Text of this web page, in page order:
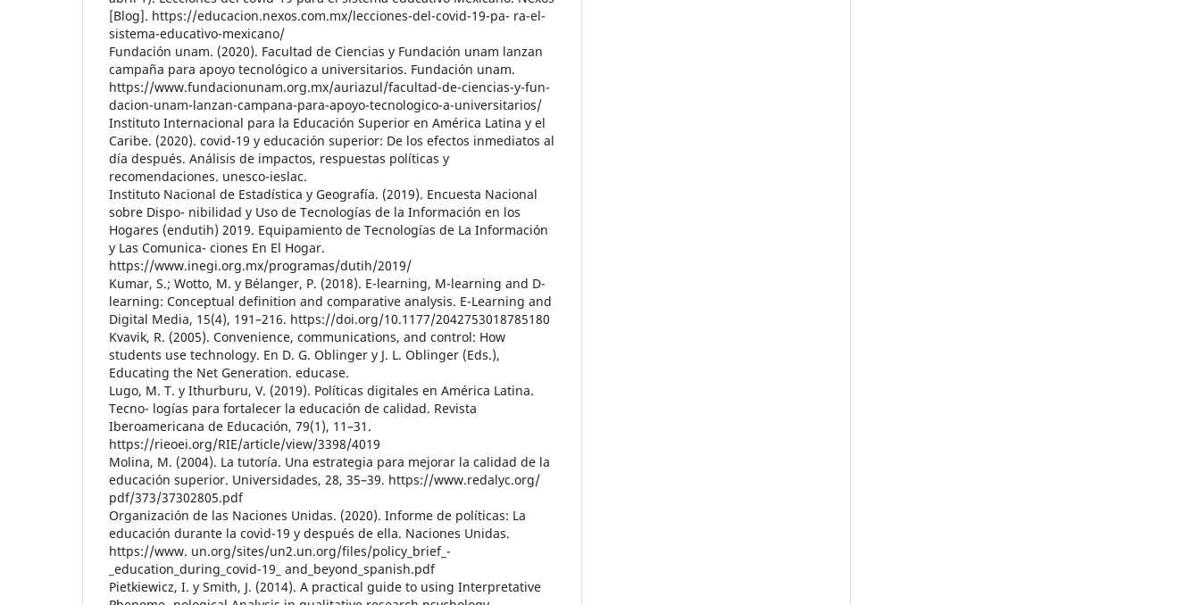
[Blog]. https://educacion.nexos.com.mx/lecciones-del-covid-19-pa- ra-el-
sistema-educativo-mexicano/
Fundación unam. (2020). Facultad de Ciencias y Fundación unam lanzan
campaña para apoyo tecnológico a universitarios. Fundación unam.
https://www.fundacionunam.org.mx/auriazul/facultad-de-ciencias-y-fun-
dacion-unam-lanzan-campana-para-apoyo-tecnologico-a-universitarios/
Instituto Internacional para la Educación Superior en América Latina y el
Caribe. (2020). covid-19 y educación superior: De los efectos inmediatos al
día después. Análisis de impactos, respuestas políticas y
recomendaciones. unesco-ieslac.
Instituto Nacional de Estadística y Geografía. (2019). Encuesta Nacional
sobre Dispo- nibilidad y Uso de Tecnologías de la Información en los
Hogares (endutih) 2019. Equipamiento de Tecnologías de La Información
y Las Comunica- ciones En El Hogar.
https://www.inegi.org.mx/programas/dutih/2019/
Kumar, S.; Wotto, M. y Bélanger, P. (2018). E-learning, M-learning and D-
learning: Conceptual definition and comparative analysis. E-Learning and
Digital Media, 15(4), 191–216. https://doi.org/10.1177/2042753018785180
Kvavik, R. (2005). Convenience, communications, and control: How
students use technology. En D. G. Oblinger y J. L. Oblinger (Eds.),
Educating the Net Generation. educase.
Lugo, M. T. y Ithurburu, V. (2019). Políticas digitales en América Latina.
Tecno- logías para fortalecer la educación de calidad. Revista
Iberoamericana de Educación, 79(1), 11–31.
https://rieoei.org/RIE/article/view/3398/4019
Molina, M. (2004). La tutoría. Una estrategia para mejorar la calidad de la
educación superior. Universidades, 28, 35–39. https://www.redalyc.org/
pdf/373/37302805.pdf
Organización de las Naciones Unidas. (2020). Informe de políticas: La
educación durante la covid-19 y después de ella. Naciones Unidas.
https://www. un.org/sites/un2.un.org/files/policy_brief_-
_education_during_covid-19_ and_beyond_spanish.pdf
Pietkiewicz, I. y Smith, J. (2014). A practical guide to using Interpretative